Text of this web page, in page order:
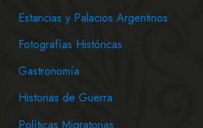
Estancias y Palacios Argentinos
Fotografías Históricas
Gastronomía
Historias de Guerra